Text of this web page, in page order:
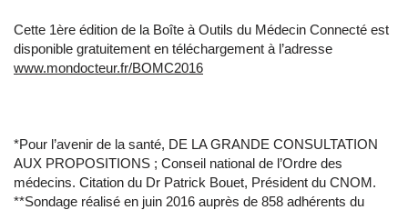
Cette 1ère édition de la Boîte à Outils du Médecin Connecté est
disponible gratuitement en téléchargement à l’adresse
www.mondocteur.fr/BOMC2016
*Pour l’avenir de la santé, DE LA GRANDE CONSULTATION
AUX PROPOSITIONS ; Conseil national de l’Ordre des
médecins. Citation du Dr Patrick Bouet, Président du CNOM.
**Sondage réalisé en juin 2016 auprès de 858 adhérents du